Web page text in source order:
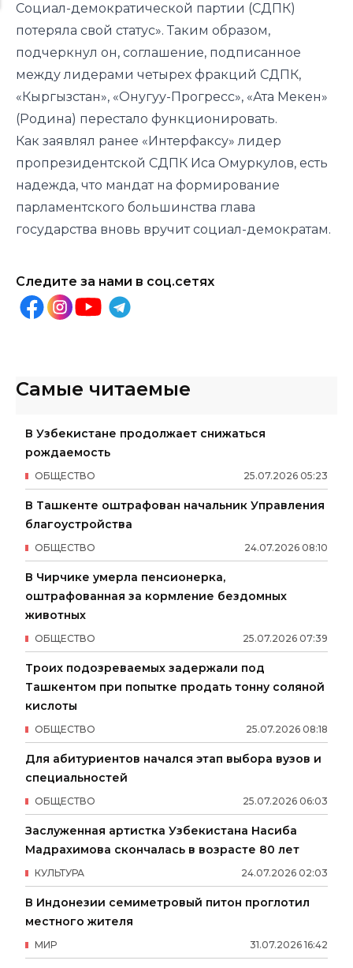
Социал-демократической партии (СДПК)
потеряла свой статус». Таким образом,
подчеркнул он, соглашение, подписанное
между лидерами четырех фракций СДПК,
«Кыргызстан», «Онугуу-Прогресс», «Ата Мекен»
(Родина) перестало функционировать.
Как заявлял ранее «Интерфаксу» лидер
пропрезидентской СДПК Иса Омуркулов, есть
надежда, что мандат на формирование
парламентского большинства глава
государства вновь вручит социал-демократам.
Следите за нами в соц.сетях
Самые читаемые
В Узбекистане продолжает снижаться
рождаемость
25.07.2026 05:23
ОБЩЕСТВО
В Ташкенте оштрафован начальник Управления
благоустройства
24.07.2026 08:10
ОБЩЕСТВО
В Чирчике умерла пенсионерка,
оштрафованная за кормление бездомных
животных
25.07.2026 07:39
ОБЩЕСТВО
Троих подозреваемых задержали под
Ташкентом при попытке продать тонну соляной
кислоты
25.07.2026 08:18
ОБЩЕСТВО
Для абитуриентов начался этап выбора вузов и
специальностей
25.07.2026 06:03
ОБЩЕСТВО
Заслуженная артистка Узбекистана Насиба
Мадрахимова скончалась в возрасте 80 лет
24.07.2026 02:03
КУЛЬТУРА
В Индонезии семиметровый питон проглотил
местного жителя
31.07.2026 16:42
МИР